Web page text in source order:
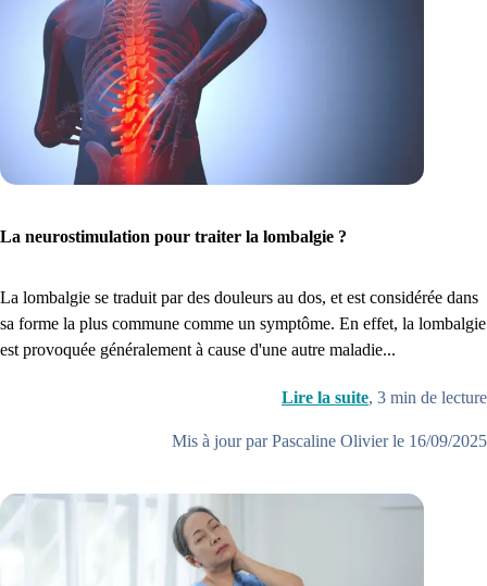
Créez un compte et récupérez votre dossier médical en parallèle
La neurostimulation pour traiter la lombalgie ?
La lombalgie se traduit par des douleurs au dos, et est considérée dans
sa forme la plus commune comme un symptôme. En effet, la lombalgie
est provoquée généralement à cause d'une autre maladie...
Lire la suite, 3 min de lecture
Mis à jour par Pascaline Olivier le 16/09/2025